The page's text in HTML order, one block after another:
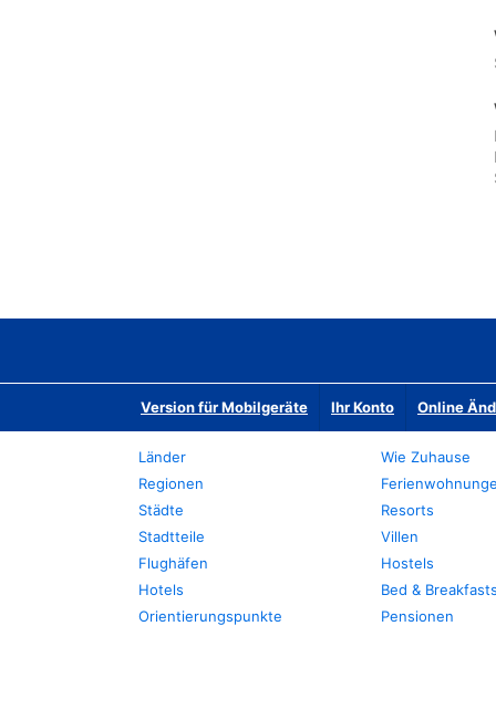
Version für Mobilgeräte Ihr Konto Online
Länder
Regionen
Städte
Stadtteile
Flughäfen
Hotels
Orientierungspunkte
Wie Zuhause
Resorts
Villen
Hostels
Bed &
Pensionen